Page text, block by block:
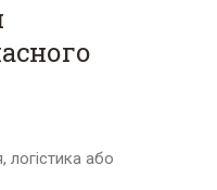
логістика або